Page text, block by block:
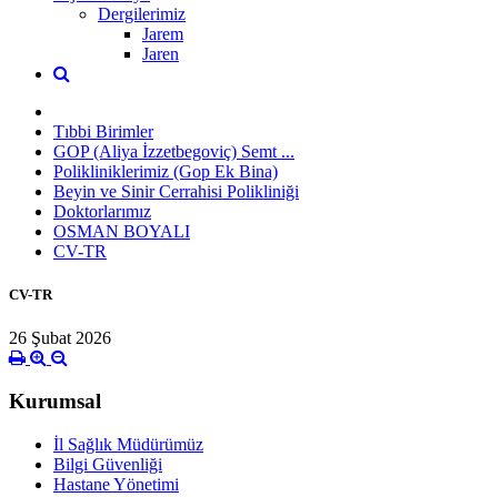
Dergilerimiz
Jarem
Jaren
Tıbbi Birimler
GOP (Aliya İzzetbegoviç) Semt ...
Polikliniklerimiz (Gop Ek Bina)
Beyin ve Sinir Cerrahisi Polikliniği
Doktorlarımız
OSMAN BOYALI
CV-TR
CV-TR
26 Şubat 2026
Kurumsal
İl Sağlık Müdürümüz
Bilgi Güvenliği
Hastane Yönetimi